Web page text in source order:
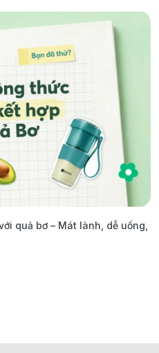
quả bơ – Mát lành, dễ uống,